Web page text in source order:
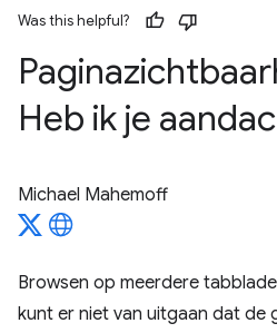
Was this helpful?
Heb ik je
Michael Mahemoff
Browsen op meerdere
kunt er niet van uitgaan dat de